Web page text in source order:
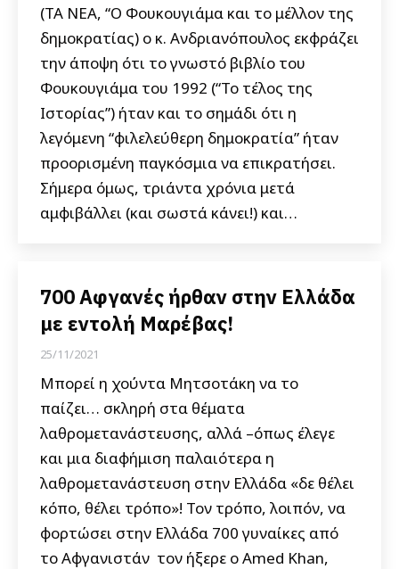
(ΤΑ ΝΕΑ, “Ο Φουκουγιάμα και το μέλλον της
δημοκρατίας) ο κ. Ανδριανόπουλος εκφράζει
την άποψη ότι το γνωστό βιβλίο του
Φουκουγιάμα του 1992 (“Το τέλος της
Ιστορίας”) ήταν και το σημάδι ότι η
λεγόμενη “φιλελεύθερη δημοκρατία” ήταν
προορισμένη παγκόσμια να επικρατήσει.
Σήμερα όμως, τριάντα χρόνια μετά
αμφιβάλλει (και σωστά κάνει!) και…
700 Αφγανές ήρθαν στην Ελλάδα
με εντολή Μαρέβας!
25/11/2021
Μπορεί η χούντα Μητσοτάκη να το
παίζει… σκληρή στα θέματα
λαθρομετανάστευσης, αλλά –όπως έλεγε
και μια διαφήμιση παλαιότερα η
λαθρομετανάστευση στην Ελλάδα «δε θέλει
κόπο, θέλει τρόπο»! Τον τρόπο, λοιπόν, να
φορτώσει στην Ελλάδα 700 γυναίκες από
το Αφγανιστάν τον ήξερε ο Amed Khan,